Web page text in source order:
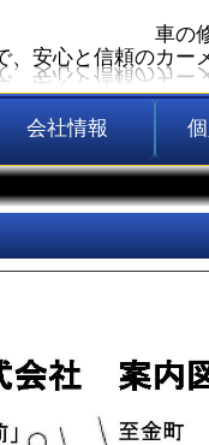
車の
安心と信頼のカー
会社情報